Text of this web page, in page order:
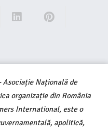
Asociație Națională de
organizație din România
International, este o
apolitică,